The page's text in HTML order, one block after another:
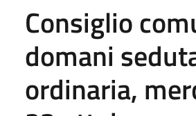
Consiglio
domani
ordinaria,